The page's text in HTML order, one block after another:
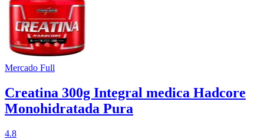
Mercado Full
Creatina 300g Integral medica Hadcore
Monohidratada Pura
4.8